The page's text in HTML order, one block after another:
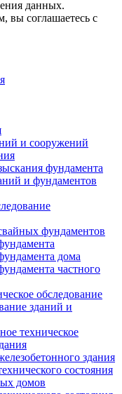
данных.
вы соглашаетесь с
и сооружений
фундамента
и фундаментов
фундаментов
дома
частного
обследование
зданий и
техническое
здания
состояния
домов